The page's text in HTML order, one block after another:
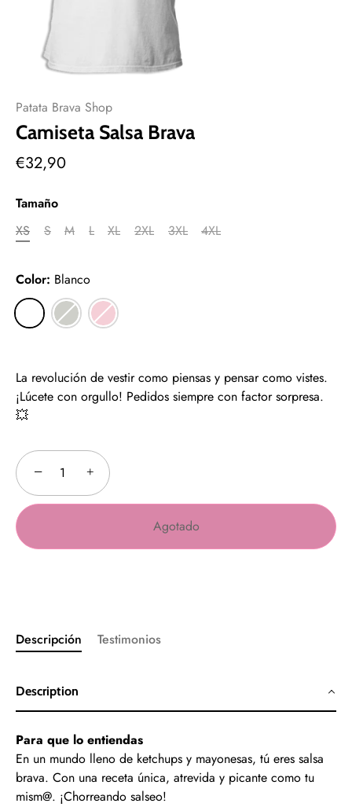
Patata Brava Shop
Camiseta Salsa Brava
€32,90
Tamaño
XS
S M L XL 2XL 3XL 4XL
Color: Blanco
La revolución de vestir como piensas y pensar como vistes.
¡Lúcete con orgullo! Pedidos siempre con factor sorpresa.
💥
− +
Agotado
Descripción Testimonios
Description
Para que lo entiendas
En un mundo lleno de ketchups y mayonesas, tú eres salsa
brava. Con una receta única, atrevida y picante como tu
mism@. ¡Chorreando salseo!